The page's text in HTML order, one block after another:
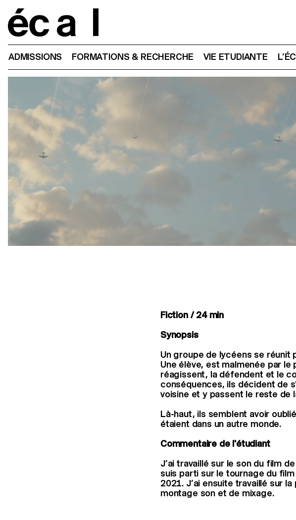
ADMISSIONS FORMATIONS & RECHERCHE VIE ETUDIANTE
Fiction / 24 min
Synopsis
Un groupe de lycéens se réunit
Une élève, est malmenée par
réagissent, la défendent et le
conséquences, ils décident de
voisine et y passent le reste de
Là-haut, ils semblent avoir
étaient dans un autre monde.
Commentaire de l'étudiant
J’ai travaillé sur le son du film
suis parti sur le tournage du
2021. J’ai ensuite travaillé sur
montage son et de mixage.